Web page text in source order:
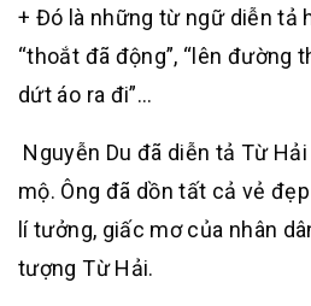
+ Đó là những từ ngữ diễn tả
“thoắt đã động”, “lên đường
dứt áo ra đi”…
Nguyễn Du đã diễn tả Từ
mộ. Ông đã dồn tất cả vẻ
lí tưởng, giấc mơ của nhân
tượng Từ Hải.